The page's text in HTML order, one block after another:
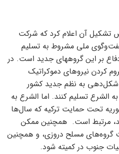
آن اعلام کرد که شرکت
ملی مشروط به تسلیم
بر این گروههای جدید است. در
کردن نیروهای دموکراتیک
به نظم جدید کشور
الشرع تسلیم کنند. اما الشرع به
تحت حمایت ترکیه که سال‌ها
مرتبط است. همچنین ممکن
گروه‌های مسلح دروزی، و همچنین
جنوب در کمیته شود.